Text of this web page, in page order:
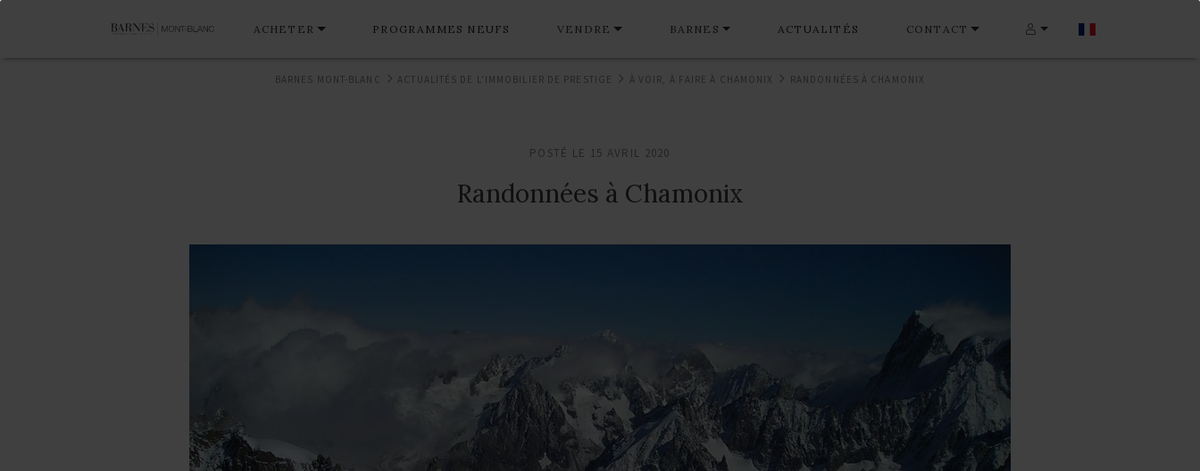
ACHETER PROGRAMMES NEUFS VENDRE BARNES ACTUALITÉS CONTACT
BARNES MONT-BLANC ACTUALITÉS DE L'IMMOBILIER DE PRESTIGE À VOIR, À FAIRE À CHAMONIX RANDONNÉES À CHAMONIX
POSTÉ LE 15 AVRIL 2020
Randonnées à Chamonix